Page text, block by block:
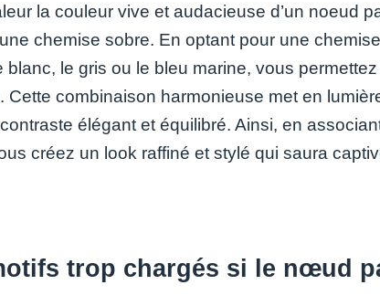
la couleur vive et audacieuse d’un noeud
chemise sobre. En optant pour une
blanc, le gris ou le bleu marine, vous
Cette combinaison harmonieuse met en
élégant et équilibré. Ainsi, en
créez un look raffiné et stylé qui saura
trop chargés si le nœud